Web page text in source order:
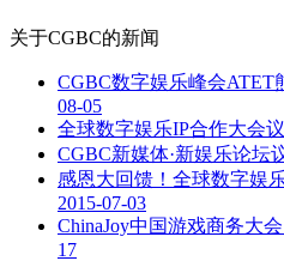
关于CGBC的新闻
CGBC数字娱乐峰会ATET
08-05
全球数字娱乐IP合作大会
CGBC新媒体·新娱乐论坛
感恩大回馈！全球数字娱
2015-07-03
ChinaJoy中国游戏商务大
17